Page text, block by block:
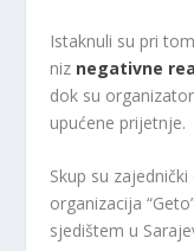
Istaknuli su pri
niz negativne
dok su
upućene prijetnje.
Skup su
organizacija
sjedištem u